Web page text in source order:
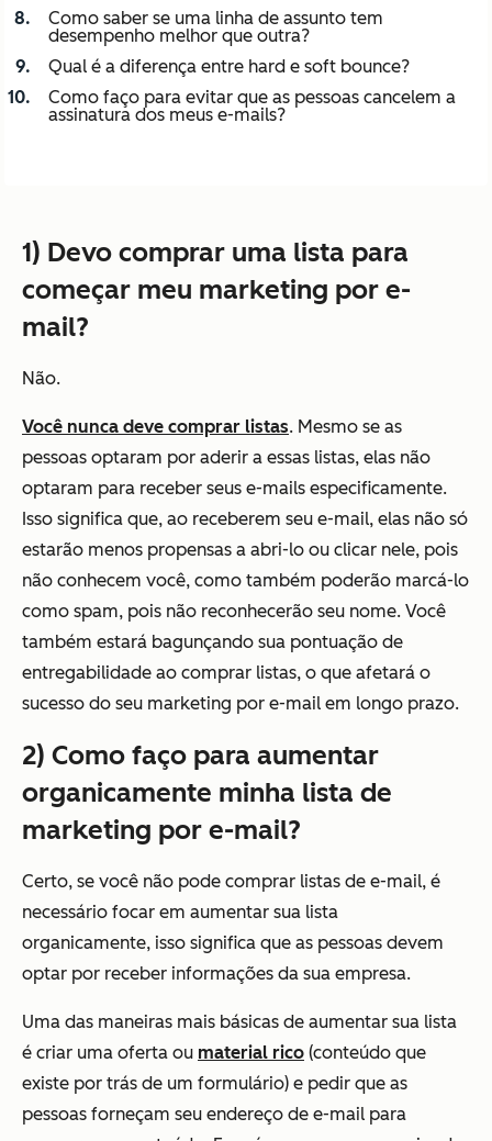
Como saber se uma linha de assunto tem
desempenho melhor que outra?
Qual é a diferença entre hard e soft bounce?
Como faço para evitar que as pessoas cancelem a
assinatura dos meus e-mails?
1) Devo comprar uma lista para
começar meu marketing por e-
mail?
Não.
Você nunca deve comprar listas. Mesmo se as
pessoas optaram por aderir a essas listas, elas não
optaram para receber seus e-mails especificamente.
Isso significa que, ao receberem seu e-mail, elas não só
estarão menos propensas a abri-lo ou clicar nele, pois
não conhecem você, como também poderão marcá-lo
como spam, pois não reconhecerão seu nome. Você
também estará bagunçando sua pontuação de
entregabilidade ao comprar listas, o que afetará o
sucesso do seu marketing por e-mail em longo prazo.
2) Como faço para aumentar
organicamente minha lista de
marketing por e-mail?
Certo, se você não pode comprar listas de e-mail, é
necessário focar em aumentar sua lista
organicamente, isso significa que as pessoas devem
optar por receber informações da sua empresa.
Uma das maneiras mais básicas de aumentar sua lista
é criar uma oferta ou material rico (conteúdo que
existe por trás de um formulário) e pedir que as
pessoas forneçam seu endereço de e-mail para